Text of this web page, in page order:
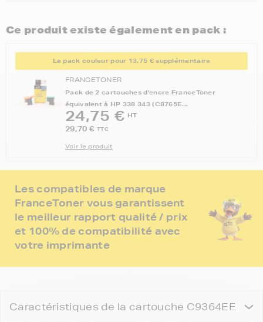
Les compatibles de marque
FranceToner vous garantissent
le meilleur rapport qualité / prix
et 100% de compatibilité avec
votre imprimante
Ce produit existe également en pack :
Le pack couleur pour 13,75 € supplémentaire
FRANCETONER
Pack de 2 cartouches d'encre FranceToner
équivalent à HP 338 343 (C8765E...
24,75 € HT
29,70 € TTC
Voir le produit
Caractéristiques de la cartouche C9364EE